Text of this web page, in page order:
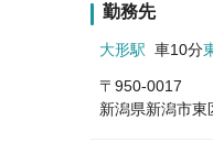
勤務先
大形駅 車10分
〒950-0017
新潟県新潟市